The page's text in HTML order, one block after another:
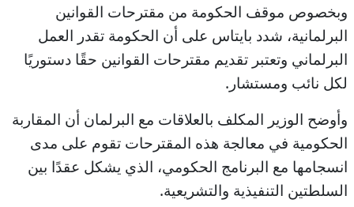
وبخصوص موقف الحكومة من مقترحات القوانين
البرلمانية، شدد بايتاس على أن الحكومة تقدر العمل
البرلماني وتعتبر تقديم مقترحات القوانين حقًا دستوريًا
لكل نائب ومستشار.
وأوضح الوزير المكلف بالعلاقات مع البرلمان أن المقاربة
الحكومية في معالجة هذه المقترحات تقوم على مدى
انسجامها مع البرنامج الحكومي، الذي يشكل عقدًا بين
السلطتين التنفيذية والتشريعية.